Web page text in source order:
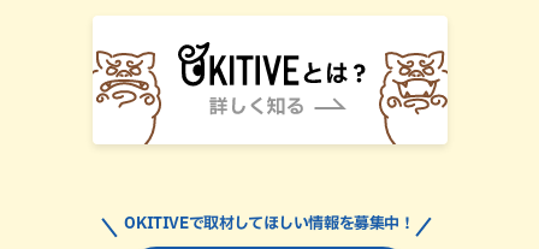
OKITIVEで取材してほしい情報を募集中！